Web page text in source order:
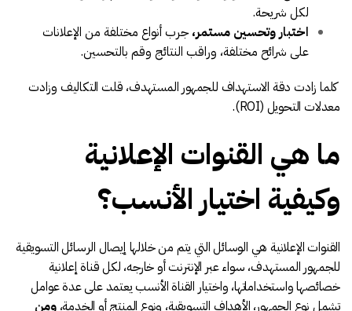
لكل شريحة.
اختبار وتحسين مستمر،جرب أنواع مختلفة من الإعلانات
على شرائح مختلفة، وراقب النتائج وقم بالتحسين.
كلما زادت دقة الاستهداف للجمهور المستهدف، قلت التكاليف وزادت
معدلات التحويل (ROI).
ما هي القنوات الإعلانية
وكيفية اختيار الأنسب؟
القنوات الإعلانية هي الوسائل التي يتم من خلالها إيصال الرسائل التسويقية
للجمهور المستهدف، سواء عبر الإنترنت أو خارجه، لكل قناة إعلانية
خصائصها واستخداماتها، واختيار القناة الأنسب يعتمد على عدة عوامل
تشمل نوع الجمهور، الأهداف التسويقية، ونوع المنتج أو الخدمة،ومن